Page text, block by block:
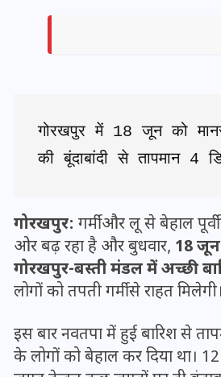
गोरखपुर में 18 जून को
की बूंदाबांदी से तापमान 4
गोरखपुर: गर्मी और लू से बेहाल
ओर बढ़ रहा है और बुधवार, 18
गोरखपुर-बस्ती मंडल में अच्छी
लोगों को तपती गर्मी से राहत मिलेगी।
इस बार नवतपा में हुई बारिश से
के लोगों को बेहाल कर दिया था।
भारत में
अड़चन: डेटा
स्पेक्ट्रम की
आया बड़ा अपडेट
30